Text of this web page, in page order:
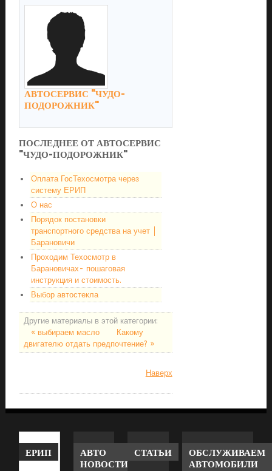
АВТОСЕРВИС "ЧУДО-
ПОДОРОЖНИК"
ПОСЛЕДНЕЕ ОТ АВТОСЕРВИС
"ЧУДО-ПОДОРОЖНИК"
Оплата ГосТехосмотра через
систему ЕРИП
О нас
Порядок постановки
транспортного средства на учет │
Барановичи
Проходим Техосмотр в
Барановичах- пошаговая
инструкция и стоимость.
Выбор автостекла
Другие материалы в этой категории:
« выбираем масло
Какому
двигателю отдать предпочтение? »
Наверх
ЕРИП
АВТО
НОВОСТИ
СТАТЬИ
ОБСЛУЖИВАЕМ
АВТОМОБИЛИ